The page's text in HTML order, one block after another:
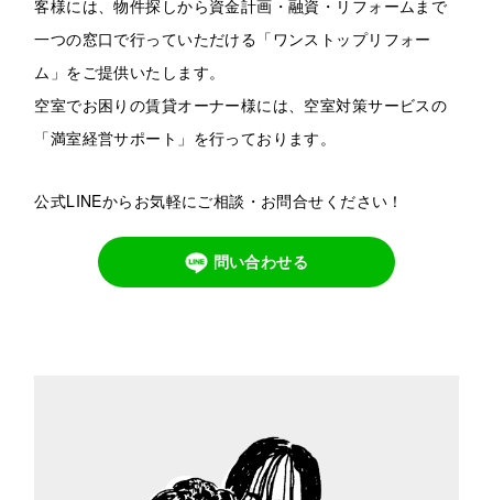
客様には、物件探しから資金計画・融資・リフォームまで
一つの窓口で行っていただける「ワンストップリフォー
ム」をご提供いたします。
空室でお困りの賃貸オーナー様には、空室対策サービスの
「満室経営サポート」を行っております。
公式LINEからお気軽にご相談・お問合せください！
問い合わせる